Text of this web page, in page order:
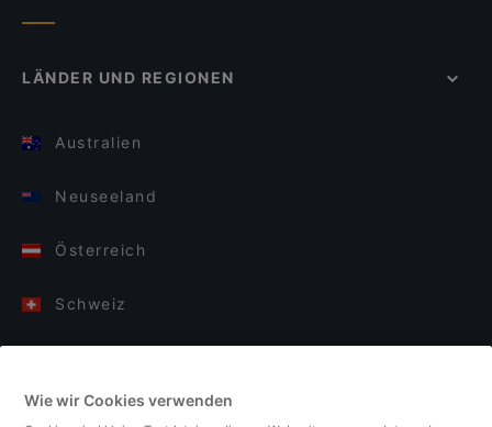
LÄNDER UND REGIONEN
Australien
Neuseeland
Österreich
Schweiz
Italien
Wie wir Cookies verwenden